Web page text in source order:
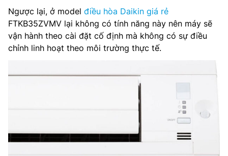
Ngược lại, ở model điều hòa Daikin giá rẻ
FTKB35ZVMV lại không có tính năng này nên máy sẽ
vận hành theo cài đặt cố định mà không có sự điều
chỉnh linh hoạt theo môi trường thực tế.